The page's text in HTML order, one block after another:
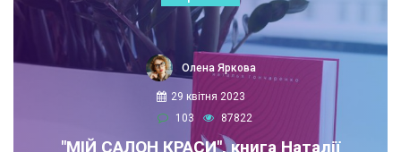
Олена Яркова
29 квітня 2023
103
87822
"МІЙ САЛОН КРАСИ", книга Наталії